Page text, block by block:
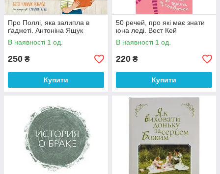
Про Поллі, яка залипла в
ґаджеті. Антоніна Ящук
В наявності 1 од.
250 ₴
Купити
50 речей, про які має знати
юна леді. Вест Кей
В наявності 1 од.
220 ₴
Купити